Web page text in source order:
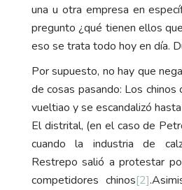
una u otra empresa en
pregunto ¿qué tienen ellos
eso se trata todo hoy en día.
Por supuesto, no hay que
de cosas pasando: Los chinos
vueltiao y se escandalizó
El distrital, (en el caso de
cuando la industria de
Restrepo salió a protestar
competidores chinos[2]